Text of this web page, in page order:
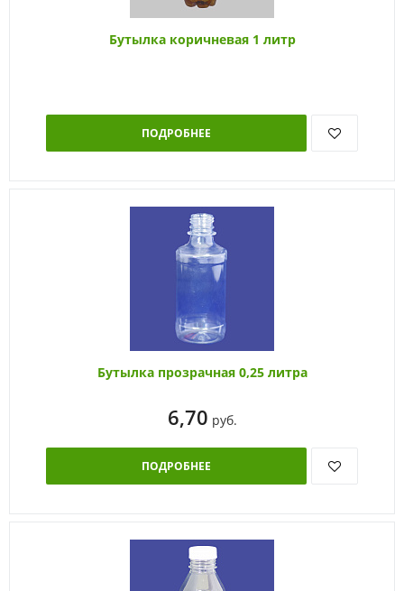
Бутылка коричневая 1 литр
ПОДРОБНЕЕ
Бутылка прозрачная 0,25 литра
6,70 руб.
ПОДРОБНЕЕ